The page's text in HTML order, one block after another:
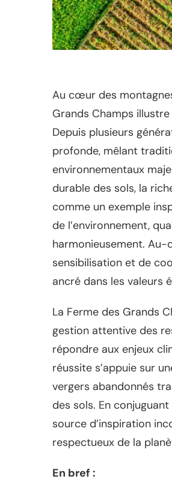
Au cœur des
Grands Champs
Depuis plusieurs
profonde, mêlant
environnementaux
durable des sols, la
comme un exemple
de l’environnement,
harmonieusement. Au-
sensibilisation et de
ancré dans les valeurs
La Ferme des Grands
gestion attentive des
répondre aux enjeux
réussite s’appuie sur
vergers abandonnés
des sols. En
source d’inspiration
respectueux de la
En bref :